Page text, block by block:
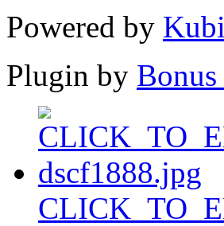
Powered by
Plugin by Bonus